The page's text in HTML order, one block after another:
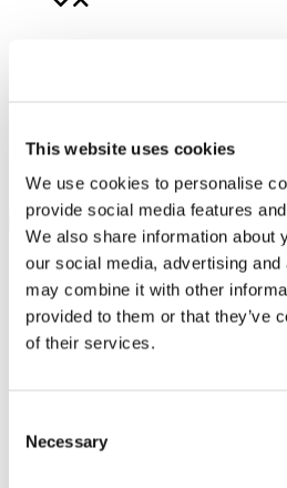
This website uses cookies
We use cookies to personalise
provide social media features
We also share information about
our social media, advertising
may combine it with other
provided to them or that they’ve
of their services.
Selection
Necessary